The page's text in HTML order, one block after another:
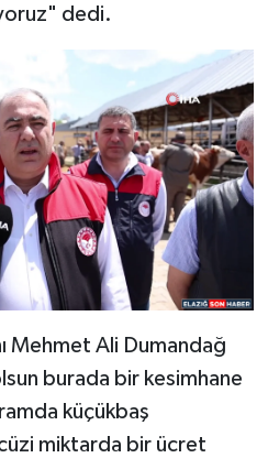
dedi.
Mehmet Ali Dumandağ
burada bir kesimhane
küçükbaş
miktarda bir ücret